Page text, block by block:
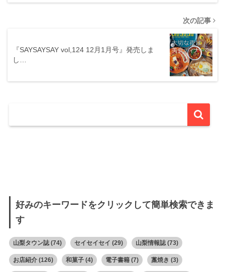
次の記事
『SAYSAYSAY vol,124 12月1月号』発売しま
し…
好みのキーワードをクリックして簡単検索できま
す
山梨タウン誌(74) セイセイセイ (29) 山梨情報誌(73)
お店紹介(126) 和菓子(4) 電子書籍(7) 藁焼き (3)